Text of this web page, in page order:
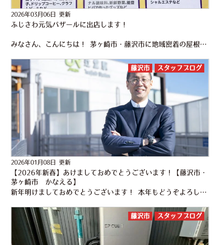
2026年03月06日 更新
ふじさわ元気バザールに出店します！
みなさん、こんにちは！ 茅ヶ崎市・藤沢市に地域密着の屋根工事・外壁塗装専門店 かなえるです！ 今年も花粉の飛散量が多く、 花粉症の身としては辛い日々を過ごしております。 来る３月２１日（土） １０…
2026年01月08日 更新
【2026年新春】あけましておめでとうございます！【藤沢市・
茅ヶ崎市 かなえる】
新年明けましておめでとうございます！ 本年もどうぞよろしくお願い致します。 藤沢市・茅ヶ崎市の外壁塗装・屋根工事でおなじみの株式会社かなえる 平野 公一郎です。 みなさまはどんなお正月をお過ごしになら…
藤沢市 スタッフブログ
藤沢市 スタッフブログ